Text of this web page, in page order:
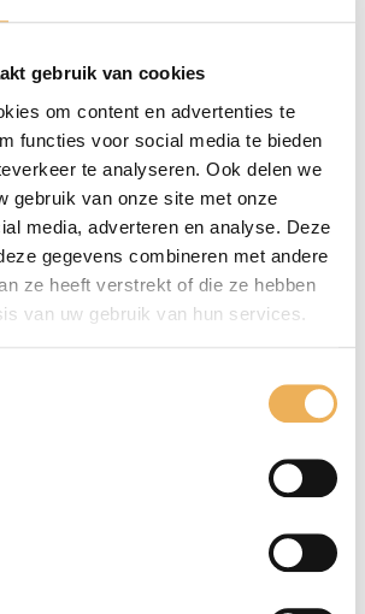
gebruik van cookies
om content en advertenties te
functies voor social media te bieden
te analyseren. Ook delen we
gebruik van onze site met onze
media, adverteren en analyse. Deze
gegevens combineren met andere
ze heeft verstrekt of die ze hebben
van uw gebruik van hun services.
Prijsklasse:
€17.12
tot
PUIMSTEEN 1 KG
€20.48
SCHELLAK SCHILFERS